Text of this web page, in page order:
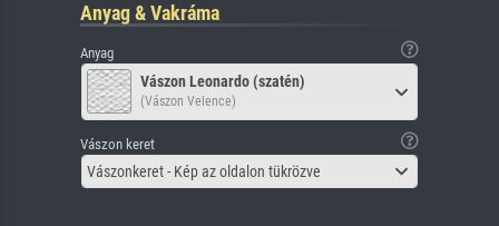
Anyag & Vakráma
Anyag
Vászon Leonardo (szatén)
(Vászon Velence)
Vászon keret
Vászonkeret - Kép az oldalon tükrözve